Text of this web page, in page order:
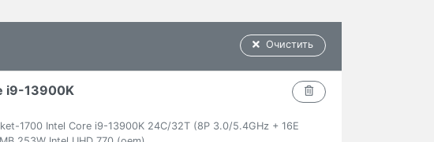
Очистить
i9-13900K
1700 Intel Core i9-13900K 24C/32T (8P 3.0/5.4GHz + 16E